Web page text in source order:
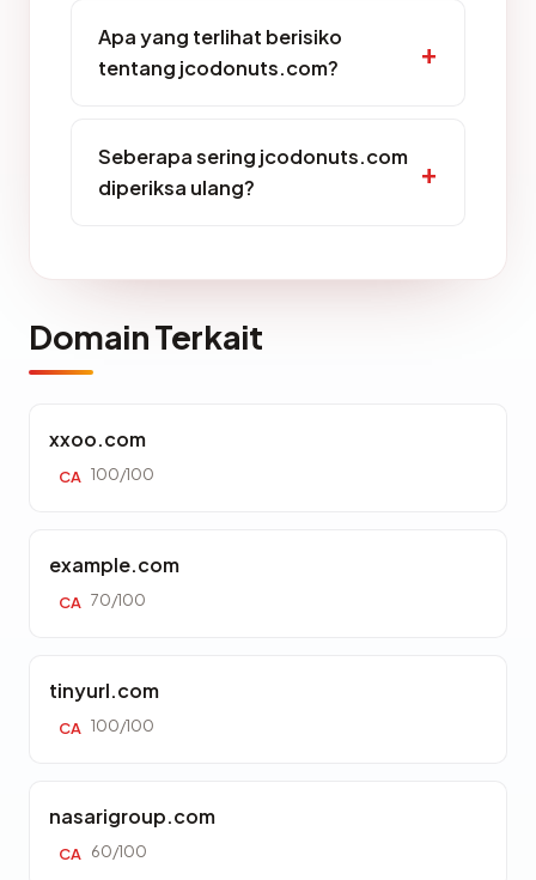
Apa yang terlihat berisiko
tentang jcodonuts.com?
Seberapa sering jcodonuts.com
diperiksa ulang?
Domain Terkait
xxoo.com
CA 100/100
example.com
CA 70/100
tinyurl.com
CA 100/100
nasarigroup.com
CA 60/100